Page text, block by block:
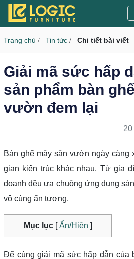
Toggle navigation
CMS v3.0
Trang chủ / Tin tức / Chi tiết bài viết
Giải mã sức hấp
sản phẩm bàn
vườn đem lại
20
Bàn ghế mây sân vườn ngày càng
gian kiến trúc khác nhau. Từ gia
doanh đều ưa chuộng ứng dụng
vô cùng ấn tượng.
Mục lục[Ẩn/Hiện ]
Để cùng giải mã sức hấp dẫn của